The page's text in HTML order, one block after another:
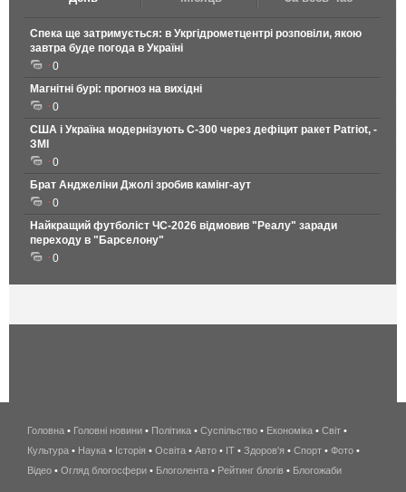
Спека ще затримується: в Укргідрометцентрі розповіли, якою
завтра буде погода в Україні
0
Магнітні бурі: прогноз на вихідні
0
США і Україна модернізують С-300 через дефіцит ракет Patriot, -
ЗМІ
0
Брат Анджеліни Джолі зробив камінг-аут
0
Найкращий футболіст ЧС-2026 відмовив "Реалу" заради
переходу в "Барселону"
0
беспроводной
интернет
киев
Головна • Головні новини • Політика • Суспільство • Економіка • Світ •
Культура • Наука • Історія • Освіта • Авто • IT • Здоров'я • Спорт • Фото •
Відео • Огляд блогосфери • Блоголента • Рейтинг блогів • Блогожаби